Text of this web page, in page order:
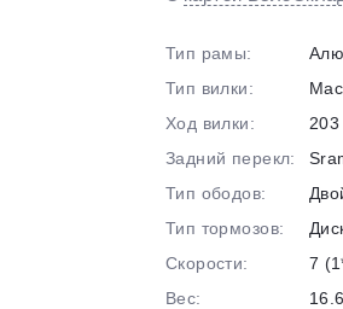
Тип рамы:
Тип вилки:
Ход вилки:
203
Задний перекл:
Тип ободов:
Тип тормозов:
Скорости:
7
Вес:
16.6
переплат